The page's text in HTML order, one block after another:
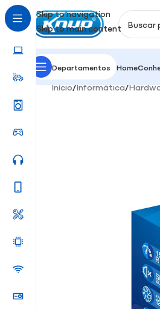
Skip to navigation
Skip to main content
Departamentos Home
Início/Informática/